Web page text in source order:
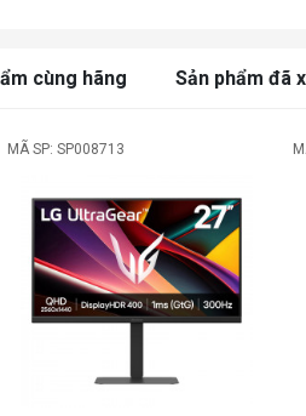
cùng hãng Sản phẩm đã
MÃ SP: SP008713